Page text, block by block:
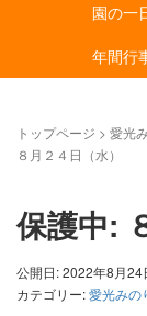
園の一
年間行
トップページ > 愛光
８月２４日（水）
保護中:
公開日: 2022年8月24
カテゴリー:愛光みの